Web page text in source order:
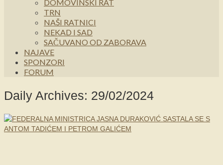
DOMOVINSKI RAT
TRN
NAŠI RATNICI
NEKAD I SAD
SAČUVANO OD ZABORAVA
NAJAVE
SPONZORI
FORUM
Daily Archives: 29/02/2024